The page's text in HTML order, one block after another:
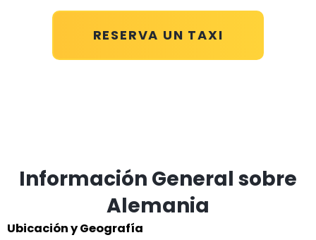
RESERVA UN TAXI
Información General sobre
Alemania
Ubicación y Geografía